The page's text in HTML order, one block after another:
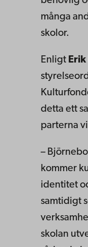
många
skolor.
Enligt
detta ett
parterna
–
kommer
identitet
samtidigt
skolan